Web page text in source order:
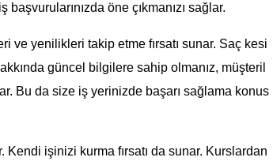
öne çıkmanızı sağlar.
ve yenilikleri takip etme fırsatı sunar. Saç kesi
güncel bilgilere sahip olmanız, müşteril
Bu da size iş yerinizde başarı sağlama konus
Kendi işinizi kurma fırsatı da sunar. Kurslardan